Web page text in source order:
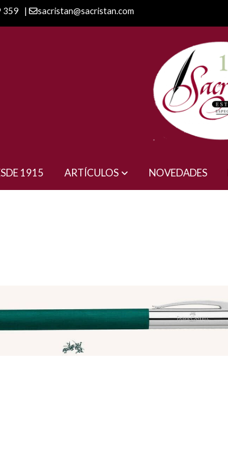
359 | sacristan@sacristan.com
1915 ARTÍCULOS NOVEDADES
Resin Soft Teal L.E. (2025)